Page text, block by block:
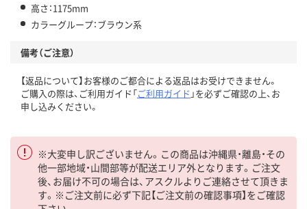
高さ：1175mm
カラーグループ：ブラウン系
備考（ご注意）
【返品について】お客様のご都合による返品はお受けできません。
ご購入の際は、ご利用ガイド「ご利用ガイド 」を必ずご確認の上、お
申し込みください。
※大変申し訳ございません。この商品は沖縄県・離島・その
他一部地域・山間部等が配送エリア外となります。ご注文
後、お届け不可の場合は、アスクルよりご連絡させて頂きま
す。※ご注文前に必ず下記【ご注文前の確認事項】をご確認